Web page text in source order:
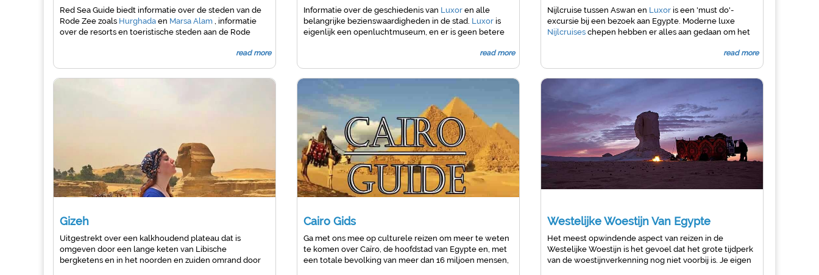
Red Sea Guide biedt informatie over de steden van de
Rode Zee zoals Hurghada en Marsa Alam , informatie
over de resorts en toeristische steden aan de Rode
read more
Informatie over de geschiedenis van Luxor en alle
belangrijke bezienswaardigheden in de stad. Luxor is
eigenlijk een openluchtmuseum, en er is geen betere
gewoon te verliezen in de wonderen van de antiekeread more
Nijlcruise tussen Aswan en Luxor is een 'must do'-
excursie bij een bezoek aan Egypte. Moderne luxe
Nijlcruises chepen hebben er alles aan gedaan om het
het beste entertainment beschikbaar is, waardoor u een
meer dan 5.000
read more
Gizeh
Uitgestrekt over een kalkhoudend plateau dat is
omgeven door een lange keten van Libische
bergketens en in het noorden en zuiden omrand door
Cairo Gids
Ga met ons mee op culturele reizen om meer te weten
te komen over Caïro, de hoofdstad van Egypte en, met
een totale bevolking van meer dan 16 miljoen mensen,
Westelijke Woestijn Van Egypte
Het meest opwindende aspect van reizen in de
Westelijke Woestijn is het gevoel dat het grote tijdperk
van de woestijnverkenning nog niet voorbij is. Je eigen